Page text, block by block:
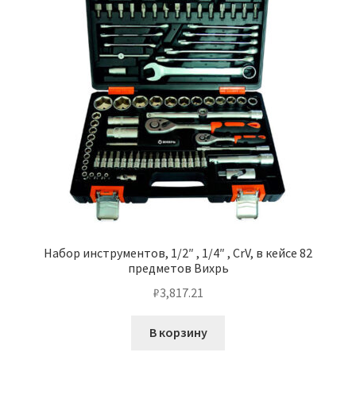
Набор инструментов, 1/2″ , 1/4″ , CrV, в кейсе 82
предметов Вихрь
₽3,817.21
В корзину